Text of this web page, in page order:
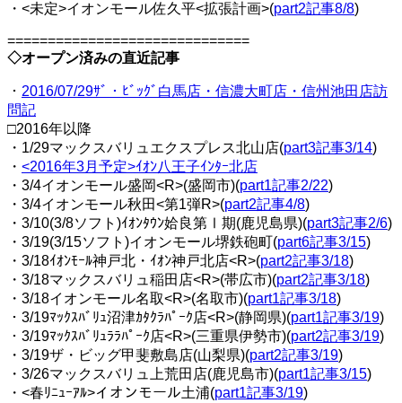
・<未定>イオンモール佐久平<拡張計画>(part2記事8/8)
==============================
◇オープン済みの直近記事
・ 2016/07/29ｻﾞ・ﾋﾞｯｸﾞ白馬店・信濃大町店・信州池田店訪
問記
□2016年以降
・1/29マックスバリュエクスプレス北山店(part3記事3/14)
・ <2016年3月予定>ｲｵﾝ八王子ｲﾝﾀｰ北店
・3/4イオンモール盛岡<R>(盛岡市)(part1記事2/22)
・3/4イオンモール秋田<第1弾R>(part2記事4/8)
・3/10(3/8ソフト)ｲｵﾝﾀｳﾝ姶良第Ⅰ期(鹿児島県)(part3記事2/6)
・3/19(3/15ソフト)イオンモール堺鉄砲町(part6記事3/15)
・3/18ｲｵﾝﾓｰﾙ神戸北・ｲｵﾝ神戸北店<R>(part2記事3/18)
・3/18マックスバリュ稲田店<R>(帯広市)(part2記事3/18)
・3/18イオンモール名取<R>(名取市)(part1記事3/18)
・3/19ﾏｯｸｽﾊﾞﾘｭ沼津ｶﾀｸﾗﾊﾟｰｸ店<R>(静岡県)(part1記事3/19)
・3/19ﾏｯｸｽﾊﾞﾘｭﾗﾗﾊﾟｰｸ店<R>(三重県伊勢市)(part2記事3/19)
・3/19ザ・ビッグ甲斐敷島店(山梨県)(part2記事3/19)
・3/26マックスバリュ上荒田店(鹿児島市)(part1記事3/15)
・<春ﾘﾆｭｰｱﾙ>イオンモール土浦(part1記事3/19)